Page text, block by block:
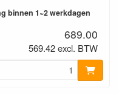
binnen 1~2 werkdagen
689.00
569.42 excl. BTW